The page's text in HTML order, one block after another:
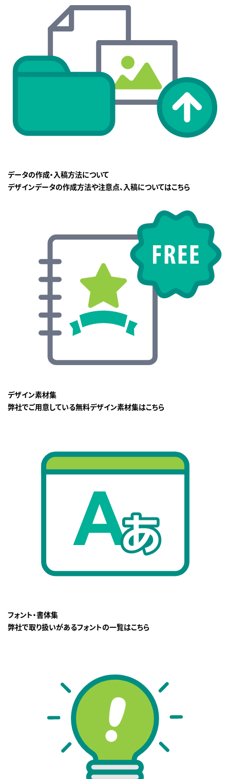
データの作成・入稿方法について
デザインデータの作成方法や注意点、入稿についてはこちら
デザイン素材集
弊社でご用意している無料デザイン素材集はこちら
フォント・書体集
弊社で取り扱いがあるフォントの一覧はこちら